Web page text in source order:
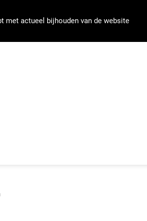
met actueel bijhouden van de website